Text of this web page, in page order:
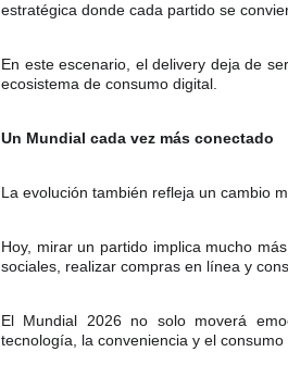
estratégica donde cada partido se
En este escenario, el delivery deja de
ecosistema de consumo digital.
Un Mundial cada vez más conectado
La evolución también refleja un cambio
Hoy, mirar un partido implica mucho
sociales, realizar compras en línea y
El Mundial 2026 no solo moverá
tecnología, la conveniencia y el